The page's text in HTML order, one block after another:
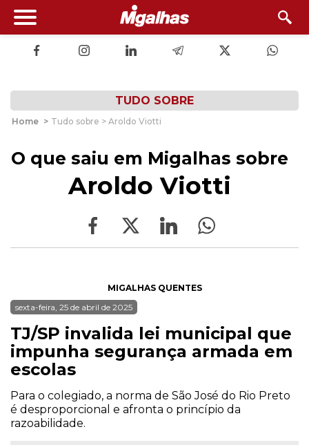
TUDO SOBRE
Home > Tudo sobre > Aroldo Viotti
O que saiu em Migalhas sobre
Aroldo Viotti
MIGALHAS QUENTES
sexta-feira, 25 de abril de 2025
TJ/SP invalida lei municipal que
impunha segurança armada em
escolas
Para o colegiado, a norma de São José do Rio Preto
é desproporcional e afronta o princípio da
razoabilidade.